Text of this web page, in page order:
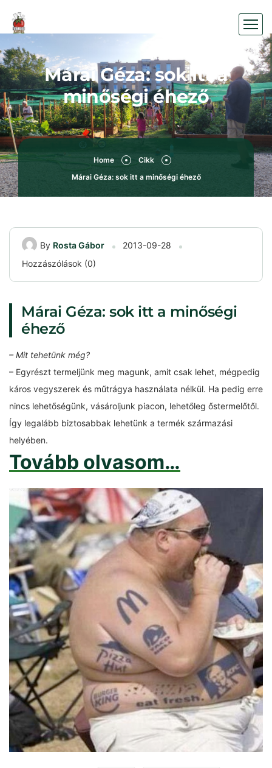
Márai Géza: sok itt a
minőségi éhező
Home
Cikk
Márai Géza: sok itt a minőségi éhező
By Rosta Gábor
2013-09-28
Hozzászólások (0)
Márai Géza: sok itt a minőségi
éhező
– Mit tehetünk még?
– Egyrészt termeljünk meg magunk, amit csak lehet, mégpedig
káros vegyszerek és műtrágya használata nélkül. Ha pedig erre
nincs lehetőségünk, vásároljunk piacon, lehetőleg őstermelőtől.
Így legalább biztosabbak lehetünk a termék származási
helyében.
Tovább olvasom…